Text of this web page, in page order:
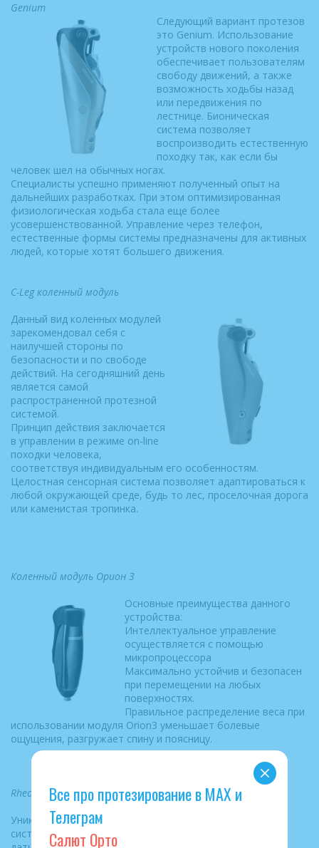
Genium
Следующий вариант протезов
это Genium. Использование
устройств нового поколения
обеспечивает пользователям
свободу движений, а также
возможность ходьбы назад
или передвижения по
лестнице. Бионическая
система позволяет
воспроизводить естественную
походку так, как если бы
человек шел на обычных ногах.
Специалисты успешно применяют полученный опыт на
дальнейших разработках. При этом оптимизированная
физиологическая ходьба стала еще более
усовершенствованной. Управление через телефон,
естественные формы системы предназначены для активных
людей, которые хотят большего движения.
C-Leg коленный модуль
Данный вид коленных модулей
зарекомендовал себя с
наилучшей стороны по
безопасности и по свободе
действий. На сегодняшний день
является самой
распространенной протезной
системой.
Принцип действия заключается
в управлении в режиме on-line
походки человека,
соответствуя индивидуальным его особенностям.
Целостная сенсорная система позволяет адаптироваться к
любой окружающей среде, будь то лес, проселочная дорога
или каменистая тропинка.
Коленный модуль Орион 3
Основные преимущества данного
устройства:
Интеллектуальное управление
осуществляется с помощью
микропроцессора
Максимально устойчив и безопасен
при перемещении на любых
поверхностях.
Правильное распределение веса при
использовании модуля Orion3 уменьшает болевые
ощущения, разгружает спину и поясницу.
RheoKnee –электронный коленный модуль
Уникальность модуля заключается в том, что
система самостоятельно с помощью
Все про протезирование в МАХ и
Телеграм
Салют Орто